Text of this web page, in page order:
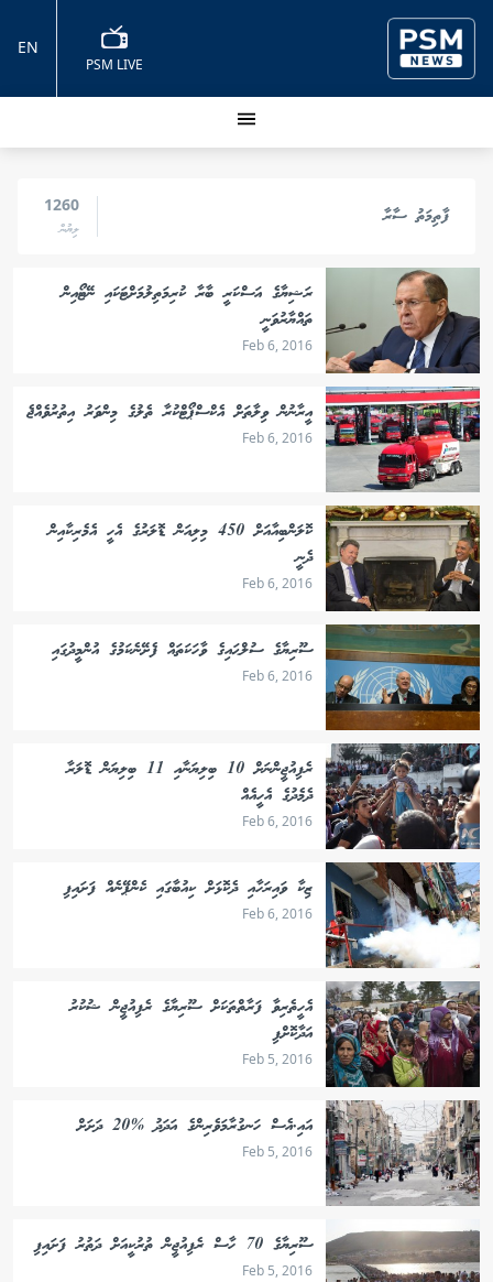
PSM LIVE
EN
ފާތިމަތު ސާރާ 1260
ލިޔުން
ރަޝިޔާގެ އަސްކަރީ ބާރާ ކުރިމަތިލުމަށްޓަކައި ނޭޓޯއިން
ތައްޔާރުވަނީ
Feb 6, 2016
އީރާނުން ވިލާތަށް އެކްސްޕޯޓްކުރާ ތެލުގެ މިންވަރު އިތުރުވެއްޖެ
Feb 6, 2016
ކޮލަންބިއާއަށް 450 މިލިއަން ޑޮލަރުގެ އެހީ އެމެރިކާއިން
ދެނީ
Feb 6, 2016
ސޫރިޔާގެ ސުލްޙައިގެ ވާހަކަތައް ފެށޭނެކަމުގެ އުންމީދުގައި
Feb 6, 2016
ރެފިއުޖީންނަށް 10 ބިލިޔަނާއި 11 ބިލިޔަން ޑޮލަރާ
ދެމެދުގެ އެހީއެއް
Feb 6, 2016
ޒިކާ ވައިރަހާއި ދެކޮޅަށް ކިއުބާގައި ކެންޕޭނެއް ފަށައިފި
Feb 6, 2016
އެހީތެރިވާ ފަރާތްތަކަށް ސޫރިޔާގެ ރެފިއުޖީން ޝުކުރު
އަދާކޮށްފި
Feb 5, 2016
އައި.އެސް ހަނގުރާމަވެރިންގެ އަދަދު %20 ދަށަށް
Feb 5, 2016
ސޫރިޔާގެ 70 ހާސް ރެފިއުޖީން ތުރުކީއަށް ދަތުރު ފަށައިފި
Feb 5, 2016